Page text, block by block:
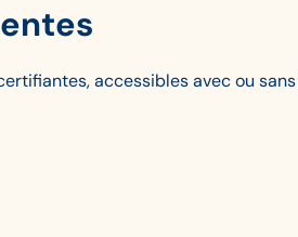
accessibles avec ou